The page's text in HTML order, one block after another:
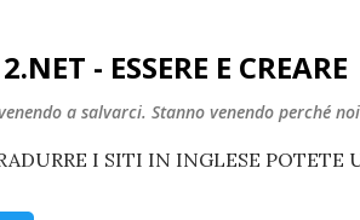
- ESSERE E CREARE
a salvarci. Stanno venendo perché
I SITI IN INGLESE POTETE